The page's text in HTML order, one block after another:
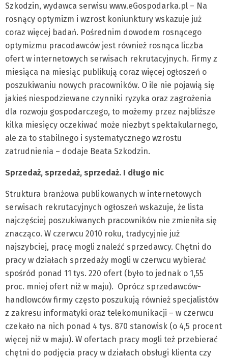
Szkodzin, wydawca serwisu www.eGospodarka.pl – Na
rosnący optymizm i wzrost koniunktury wskazuje już
coraz więcej badań. Pośrednim dowodem rosnącego
optymizmu pracodawców jest również rosnąca liczba
ofert w internetowych serwisach rekrutacyjnych. Firmy z
miesiąca na miesiąc publikują coraz więcej ogłoszeń o
poszukiwaniu nowych pracowników. O ile nie pojawią się
jakieś niespodziewane czynniki ryzyka oraz zagrożenia
dla rozwoju gospodarczego, to możemy przez najbliższe
kilka miesięcy oczekiwać może niezbyt spektakularnego,
ale za to stabilnego i systematycznego wzrostu
zatrudnienia – dodaje Beata Szkodzin.
Sprzedaż, sprzedaż, sprzedaż. I długo nic
Struktura branżowa publikowanych w internetowych
serwisach rekrutacyjnych ogłoszeń wskazuje, że lista
najczęściej poszukiwanych pracowników nie zmieniła się
znacząco. W czerwcu 2010 roku, tradycyjnie już
najszybciej, pracę mogli znaleźć sprzedawcy. Chętni do
pracy w działach sprzedaży mogli w czerwcu wybierać
spośród ponad 11 tys. 220 ofert (było to jednak o 1,55
proc. mniej ofert niż w maju). Oprócz sprzedawców-
handlowców firmy często poszukują również specjalistów
z zakresu informatyki oraz telekomunikacji – w czerwcu
czekało na nich ponad 4 tys. 870 stanowisk (o 4,5 procent
więcej niż w maju). W ofertach pracy mogli też przebierać
chętni do podjęcia pracy w działach obsługi klienta czy